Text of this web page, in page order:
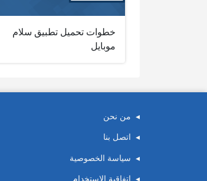
خطوات تحميل تطبيق سلام
موبايل
من نحن
اتصل بنا
سياسة الخصوصية
اتفاقية الاستخدام